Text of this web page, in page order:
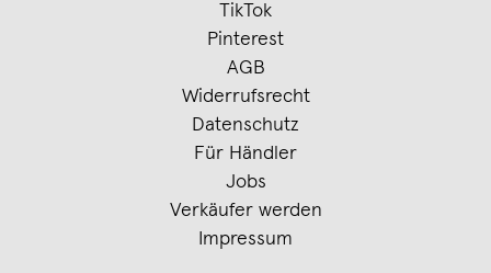
TikTok
Pinterest
AGB
Widerrufsrecht
Datenschutz
Für Händler
Jobs
Verkäufer werden
Impressum